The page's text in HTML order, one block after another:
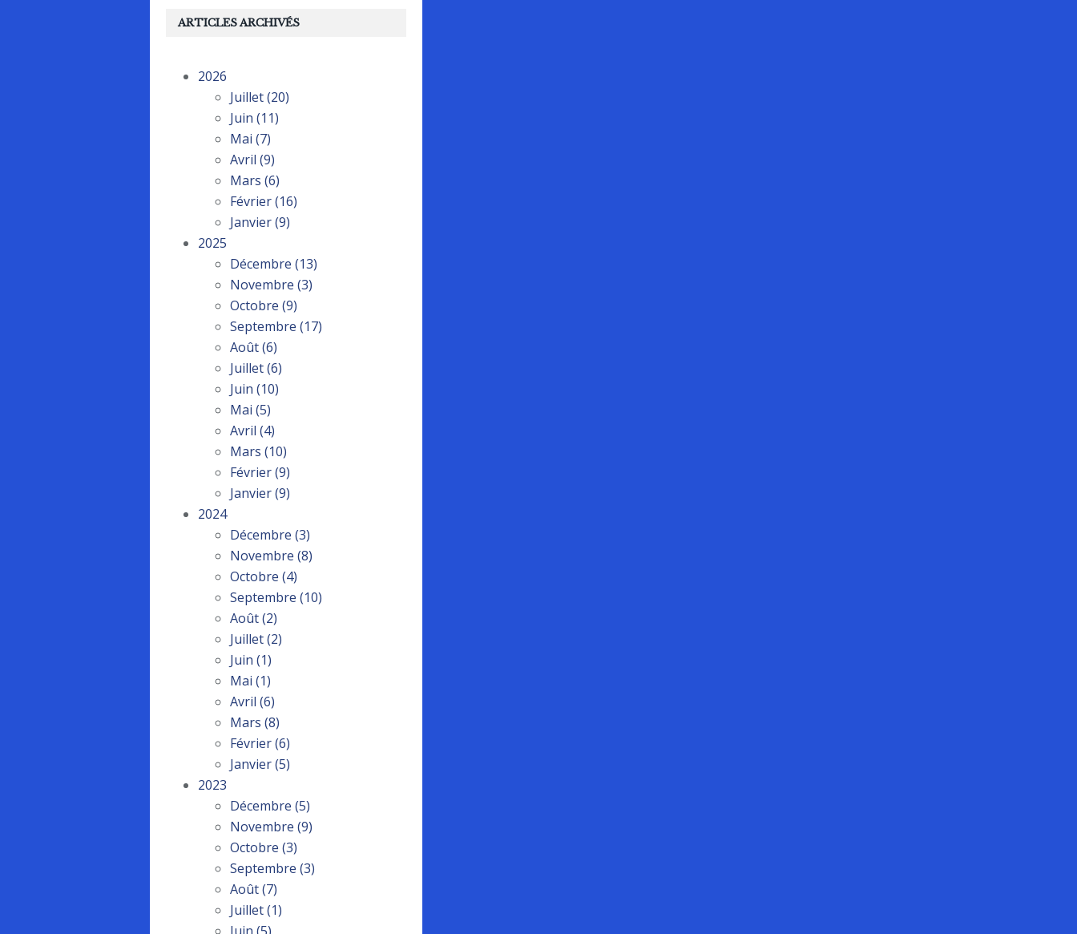
ARTICLES ARCHIVÉS
2026
Juillet(20)
Juin (11)
Mai (7)
Avril (9)
Mars (6)
Février(16)
Janvier(9)
2025
Décembre (13)
Novembre (3)
Octobre (9)
Septembre (17)
Août(6)
Juillet(6)
Juin (10)
Mai (5)
Avril (4)
Mars (10)
Février(9)
Janvier(9)
2024
Décembre (3)
Novembre (8)
Octobre (4)
Septembre (10)
Août(2)
Juillet(2)
Juin (1)
Mai (1)
Avril (6)
Mars (8)
Février(6)
Janvier(5)
2023
Décembre (5)
Novembre (9)
Octobre (3)
Septembre (3)
Août(7)
Juillet(1)